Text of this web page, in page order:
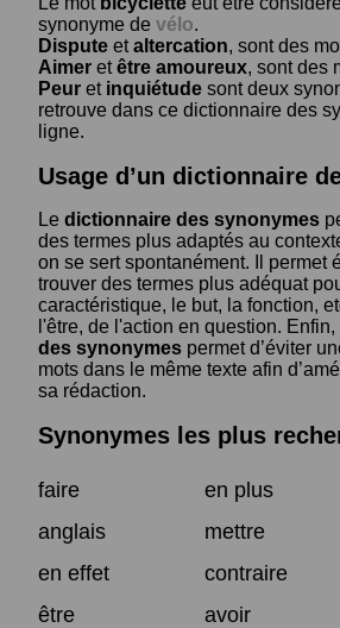
synonyme de vélo.
Dispute etaltercation, sont des
Aimer etêtre amoureux, sont des
Peur et inquiétude sont deux
retrouve dans ce dictionnaire des
ligne.
Usage d’un dictionnaire
Le dictionnaire des synonymes
des termes plus adaptés au
on se sert spontanément. Il permet
trouver des termes plus adéquat
caractéristique, le but, la fonction,
l'être, de l'action en question. Enfin,
des synonymes permet d’éviter
mots dans le même texte afin
sa rédaction.
Synonymes les plus
faire
en plus
anglais
mettre
en effet
contraire
être
avoir